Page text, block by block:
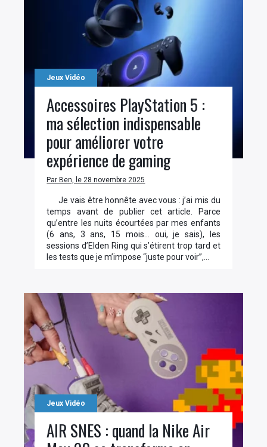
Jeux Vidéo
Accessoires PlayStation 5 :
ma sélection indispensable
pour améliorer votre
expérience de gaming
Par Ben, le 28 novembre 2025
Je vais être honnête avec vous : j’ai mis du
temps avant de publier cet article. Parce
qu’entre les nuits écourtées par mes enfants
(6 ans, 3 ans, 15 mois… oui, je sais), les
sessions d’Elden Ring qui s’étirent trop tard et
les tests que je m’impose “juste pour voir”,…
Jeux Vidéo
AIR SNES : quand la Nike Air